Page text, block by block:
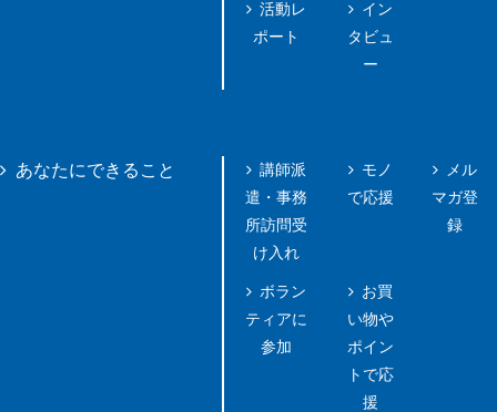
活動レ
ポート
イン
タビュ
ー
あなたにできること
講師派
遣・事務
所訪問受
け入れ
ボラン
ティアに
参加
モノ
で応援
お買
い物や
ポイン
トで応
援
メル
マガ登
録